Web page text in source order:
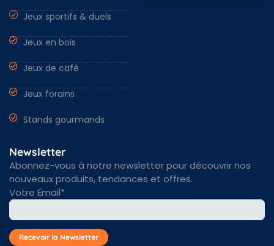
Jeux sportifs & duels
Jeux en bois
Jeux de café
Jeux forains
Stands gourmands
Newsletter
Abonnez-vous à notre newsletter pour découvrir nos
nouveaux produits, tendances et offres.
Votre Email*